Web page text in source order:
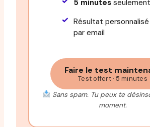
5 minutes
Résultat
par email
Faire le test
Test offert · 5 minutes
Sans spam. Tu peux te
moment.